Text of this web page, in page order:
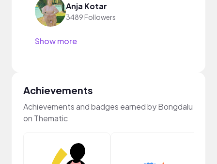
Anja Kotar
3489 Followers
Show more
Achievements
Achievements and badges earned by Bongdalu
on Thematic